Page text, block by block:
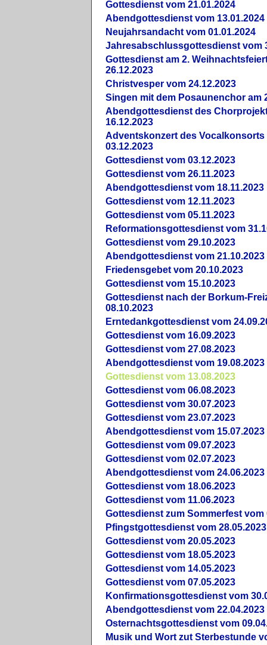
Gottesdienst vom 21.01.2024
Abendgottesdienst vom 13.01.2024
Neujahrsandacht vom 01.01.2024
Jahresabschlussgottesdienst vom
Gottesdienst am 2.
26.12.2023
Christvesper vom 24.12.2023
Singen mit dem Posaunenchor am
Abendgottesdienst des
16.12.2023
Adventskonzert des Vocalkonsorts
03.12.2023
Gottesdienst vom 03.12.2023
Gottesdienst vom 26.11.2023
Abendgottesdienst vom 18.11.2023
Gottesdienst vom 12.11.2023
Gottesdienst vom 05.11.2023
Reformationsgottesdienst vom
Gottesdienst vom 29.10.2023
Abendgottesdienst vom 21.10.2023
Friedensgebet vom 20.10.2023
Gottesdienst vom 15.10.2023
Gottesdienst nach der Borkum-
08.10.2023
Erntedankgottesdienst vom
Gottesdienst vom 16.09.2023
Gottesdienst vom 27.08.2023
Abendgottesdienst vom 19.08.2023
Gottesdienst vom 13.08.2023
Gottesdienst vom 06.08.2023
Gottesdienst vom 30.07.2023
Gottesdienst vom 23.07.2023
Abendgottesdienst vom 15.07.2023
Gottesdienst vom 09.07.2023
Gottesdienst vom 02.07.2023
Abendgottesdienst vom 24.06.2023
Gottesdienst vom 18.06.2023
Gottesdienst vom 11.06.2023
Gottesdienst zum Sommerfest vom
Pfingstgottesdienst vom 28.05.2023
Gottesdienst vom 20.05.2023
Gottesdienst vom 18.05.2023
Gottesdienst vom 14.05.2023
Gottesdienst vom 07.05.2023
Konfirmationsgottesdienst vom
Abendgottesdienst vom 22.04.2023
Osternachtsgottesdienst vom
Musik und Wort zut Sterbestunde